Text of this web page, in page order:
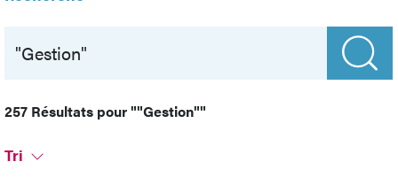
257 Résultats pour""Gestion""
Tri